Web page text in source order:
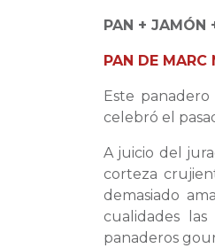
PAN + JAMÓN
PAN DE MARC
Este
celebró el
A juicio del
corteza
demasiado
cualidades
panaderos